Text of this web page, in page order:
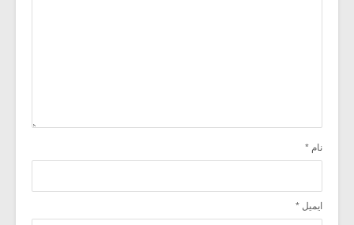
نام *
ایمیل *